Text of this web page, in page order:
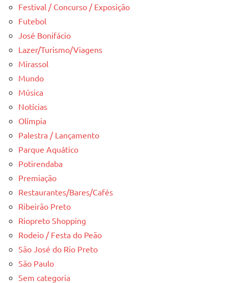
Festival / Concurso / Exposição
Futebol
José Bonifácio
Lazer/Turismo/Viagens
Mirassol
Mundo
Música
Notícias
Olímpia
Palestra / Lançamento
Parque Aquático
Potirendaba
Premiação
Restaurantes/Bares/Cafés
Ribeirão Preto
Riopreto Shopping
Rodeio / Festa do Peão
São José do Rio Preto
São Paulo
Sem categoria